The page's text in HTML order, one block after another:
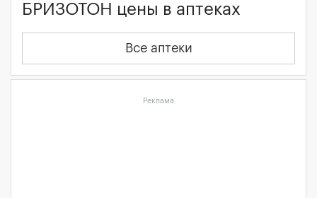
БРИЗОТОН цены в аптеках
Все аптеки
Реклама